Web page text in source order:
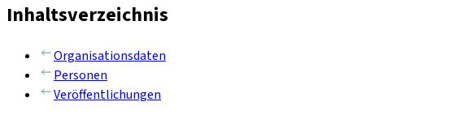
Inhaltsverzeichnis
Organisationsdaten
Personen
Veröffentlichungen